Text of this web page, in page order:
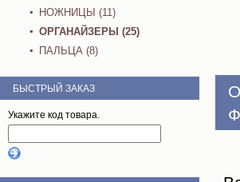
НОЖНИЦЫ (11)
ОРГАНАЙЗЕРЫ (25)
ПАЛЬЦА (8)
БЫСТРЫЙ ЗАКАЗ
Укажите код товара.